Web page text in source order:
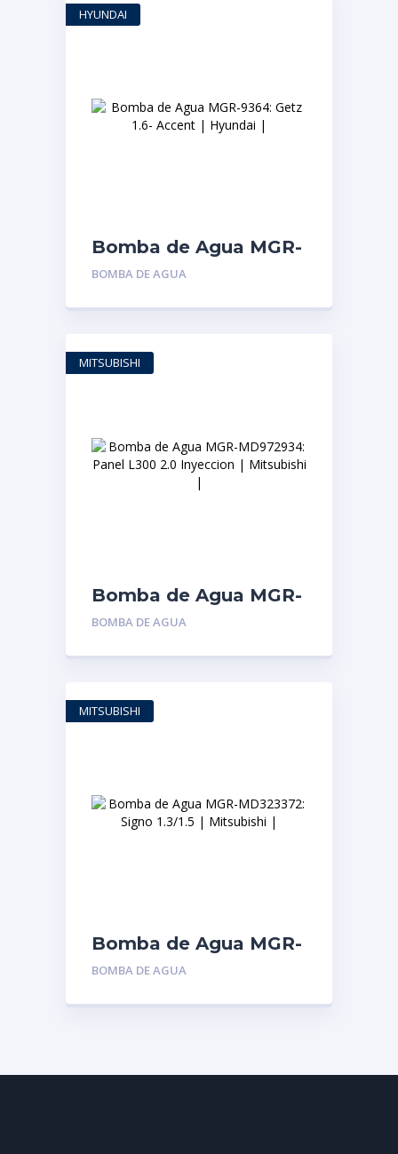
Bomba de Agua MGR-
9364: Getz 1.6- Accent
BOMBA DE AGUA
HYUNDAI
Bomba de Agua MGR-
MD972934: Panel
Mitsubishi |
BOMBA DE AGUA
MITSUBISHI
Bomba de Agua MGR-
MD323372: Signo
BOMBA DE AGUA
MITSUBISHI